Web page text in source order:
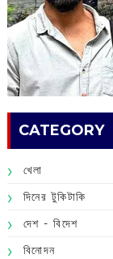
CATEGORY
খেলা
দিনের টুকিটাকি
দেশ - বিদেশ
বিনোদন